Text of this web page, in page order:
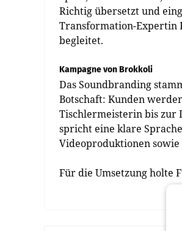
Richtig übersetzt und
Transformation-Expertin
begleitet.
Kampagne von Brokkoli
Das Soundbranding
Botschaft: Kunden
Tischlermeisterin bis zur
spricht eine klare
Videoproduktionen
Für die Umsetzung holte